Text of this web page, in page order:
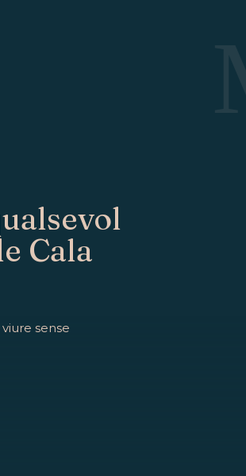
Cala
sense